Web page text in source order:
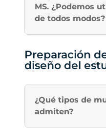
MS. ¿Podemos
de todos modos?
Preparación
diseño del
¿Qué tipos de
admiten?